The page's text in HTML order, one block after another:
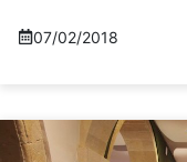
07/02/2018